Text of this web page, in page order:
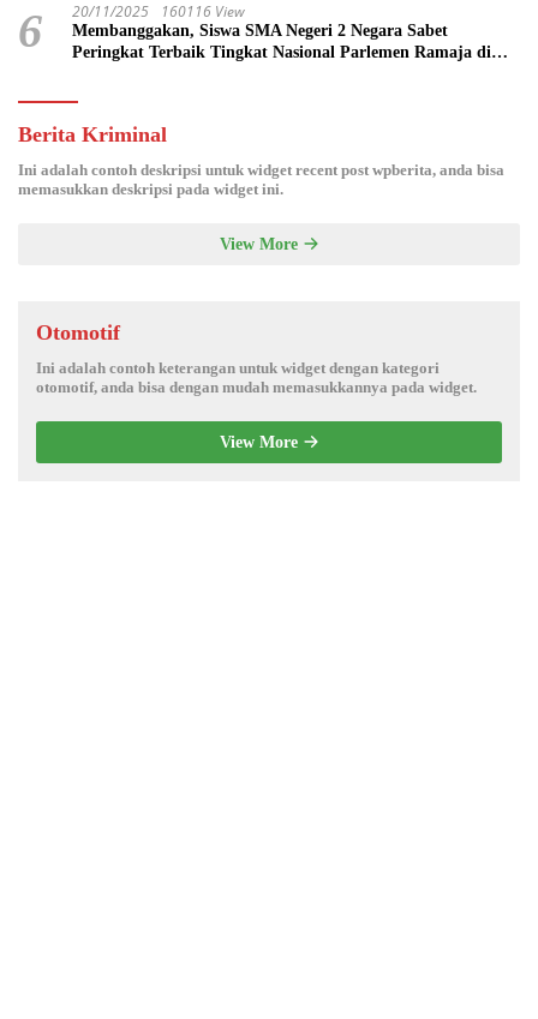
6 20/11/2025 160116 View
Membanggakan, Siswa SMA Negeri 2 Negara Sabet
Peringkat Terbaik Tingkat Nasional Parlemen Ramaja di
Berita Kriminal
Ini adalah contoh deskripsi untuk widget recent post wpberita, anda bisa
memasukkan deskripsi pada widget ini.
View More
Otomotif
Ini adalah contoh keterangan untuk widget dengan kategori
otomotif, anda bisa dengan mudah memasukkannya pada widget.
View More